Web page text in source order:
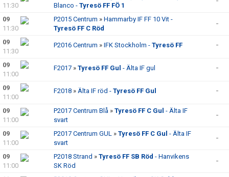
11:30
Blanco - Tyresö FF FÖ 1
09
11:30
P2015 Centrum » Hammarby IF FF 10 Vit -
Tyresö FF C Röd
-
09
11:30
P2016 Centrum » IFK Stockholm - Tyresö FF -
09
11:00
F2017 » Tyresö FF Gul - Älta IF gul -
09
11:00
F2018 » Älta IF röd - Tyresö FF Gul -
09
11:00
P2017 Centrum Blå » Tyresö FF C Gul - Älta IF
svart
-
09
11:00
P2017 Centrum GUL » Tyresö FF C Gul - Älta IF
svart
-
09
11:00
P2018 Strand » Tyresö FF SB Röd - Hanvikens
SK Röd
-